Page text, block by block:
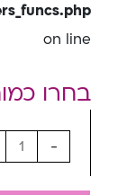
on line
-